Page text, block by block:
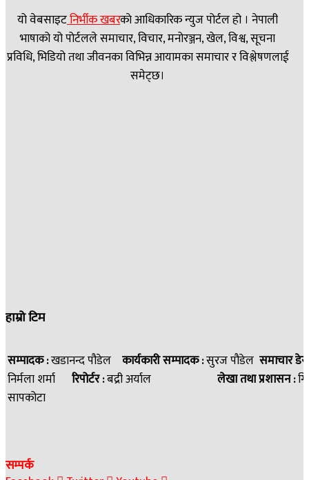
यो वेबसाइटनिर्भीक खबरकाे आधिकारिक न्युज पोर्टल हो । नेपाली
भाषाको यो पोर्टलले समाचार, विचार, मनोरञ्जन, खेल, विश्व, सूचना
प्रविधि, भिडियो तथा जीवनका विभिन्न आयामका समाचार र विश्लेषणलाई
समेट्छ।
हाम्रो टिम
सम्पादक :खडानन्द पौडेल कार्यकारी सम्पादक :सुरज पौडेल समाचार
निर्मला शर्मा रिपोर्टर :बद्री अर्याल लेखा तथा प्रशासन :
सापकोटा
सम्पर्क